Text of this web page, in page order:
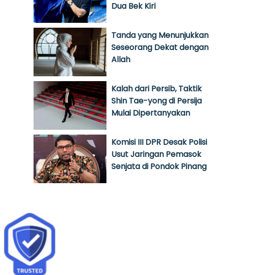
Dua Bek Kiri
Tanda yang Menunjukkan
Seseorang Dekat dengan
Allah
Kalah dari Persib, Taktik
Shin Tae-yong di Persija
Mulai Dipertanyakan
Komisi III DPR Desak Polisi
Usut Jaringan Pemasok
Senjata di Pondok Pinang